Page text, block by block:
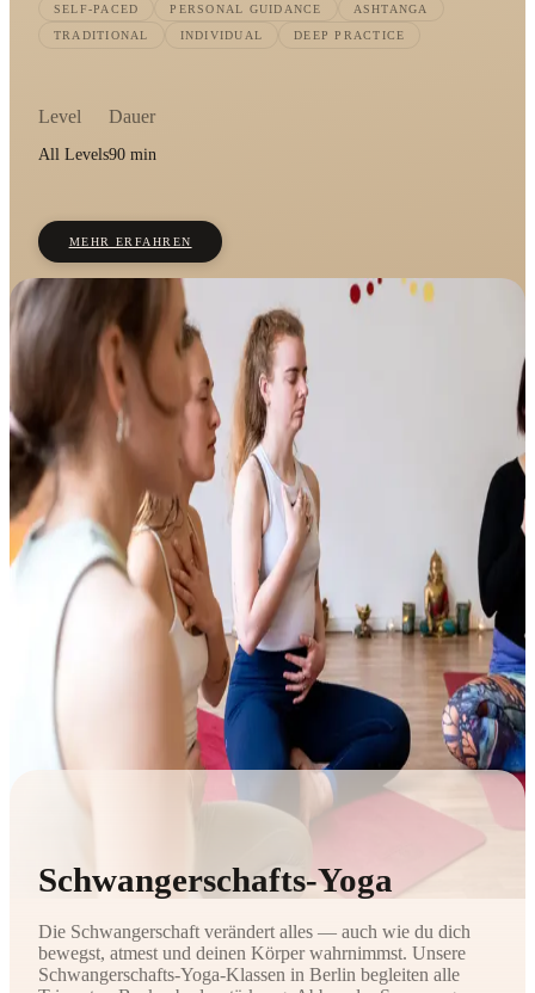
SELF-PACED PERSONAL GUIDANCE ASHTANGA
TRADITIONAL INDIVIDUAL DEEP PRACTICE
Level
All Levels
Dauer
90 min
MEHR ERFAHREN
Schwangerschafts-Yoga
Die Schwangerschaft verändert alles — auch wie du dich
bewegst, atmest und deinen Körper wahrnimmst. Unsere
Schwangerschafts-Yoga-Klassen in Berlin begleiten alle